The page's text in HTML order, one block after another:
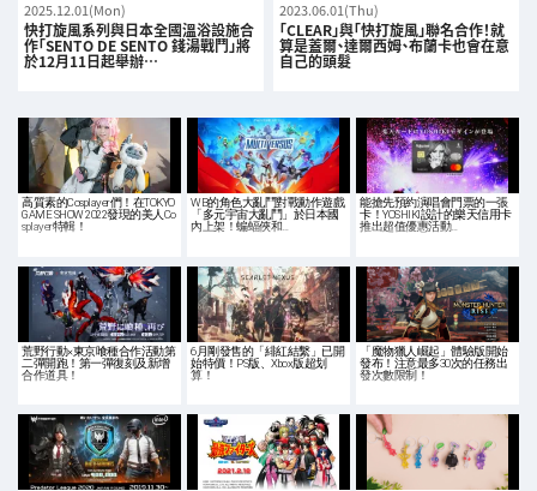
2025.12.01(Mon)
快打旋風系列與日本全國溫浴設施合
作「SENTO DE SENTO 錢湯戰鬥」將
於12月11日起舉辦…
2023.06.01(Thu)
「CLEAR」與「快打旋風」聯名合作！就
算是蓋爾、達爾西姆、布蘭卡也會在意
自己的頭髮
高質素的Cosplayer們！在TOKYO
GAME SHOW 2022發現的美人Co
splayer特輯！
WB的角色大亂鬥對戰動作遊戲
「多元宇宙大亂鬥」於日本國
內上架！蝙蝠俠和…
能搶先預約演唱會門票的一張
卡！YOSHIKI設計的樂天信用卡
推出超值優惠活動…
荒野行動×東京喰種合作活動第
二彈開跑！第一彈復刻及新增
合作道具！
6月剛發售的「緋紅結繫」已開
始特價！PS版、Xbox版超划
算！
「魔物獵人崛起」體驗版開始
發布！注意最多30次的任務出
發次數限制！